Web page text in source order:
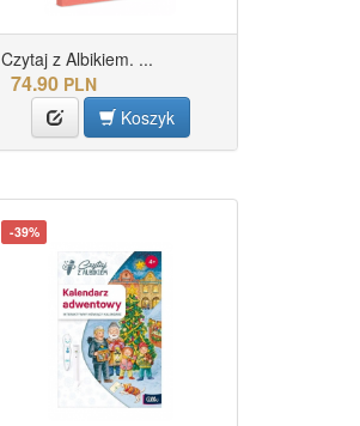
Czytaj z Albikiem. ...
74.90 PLN
Koszyk
-39%